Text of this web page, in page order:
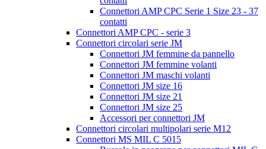
Connettori AMP CPC Serie 1 Size 23 - 37
contatti
Connettori AMP CPC - serie 3
Connettori circolari serie JM
Connettori JM femmine da pannello
Connettori JM femmine volanti
Connettori JM maschi volanti
Connettori JM size 16
Connettori JM size 21
Connettori JM size 25
Accessori per connettori JM
Connettori circolari multipolari serie M12
Connettori MS MIL C 5015